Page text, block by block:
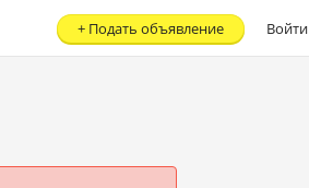
Войти
+ Подать объявление